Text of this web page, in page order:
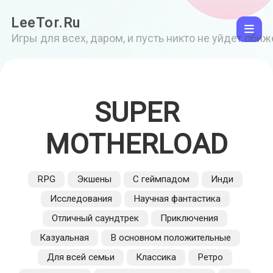
LeeTor.Ru
Игры для всех, даром, и пусть никто не уйдет
SUPER
MOTHERLOAD
RPG Экшены С геймпадом
Инди
Исследования
Научная фантастика
Отличный саундтрек
Приключения
Казуальная
В основном положительные
Для всей семьи
Классика
Ретро